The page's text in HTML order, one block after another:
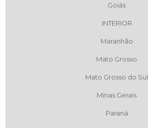
Goiás
INTERIOR
Maranhão
Mato Grosso
Mato Grosso do Sul
Minas Gerais
Paraná